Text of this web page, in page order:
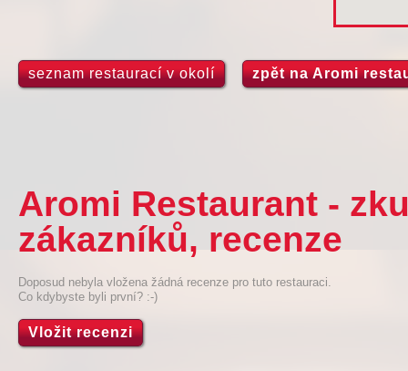
seznam restaurací v okolí zpět na Aromi
Aromi Restaurant -
zákazníků, recenze
Doposud nebyla vložena žádná recenze pro tuto restauraci.
Co kdybyste byli první? :-)
Vložit recenzi